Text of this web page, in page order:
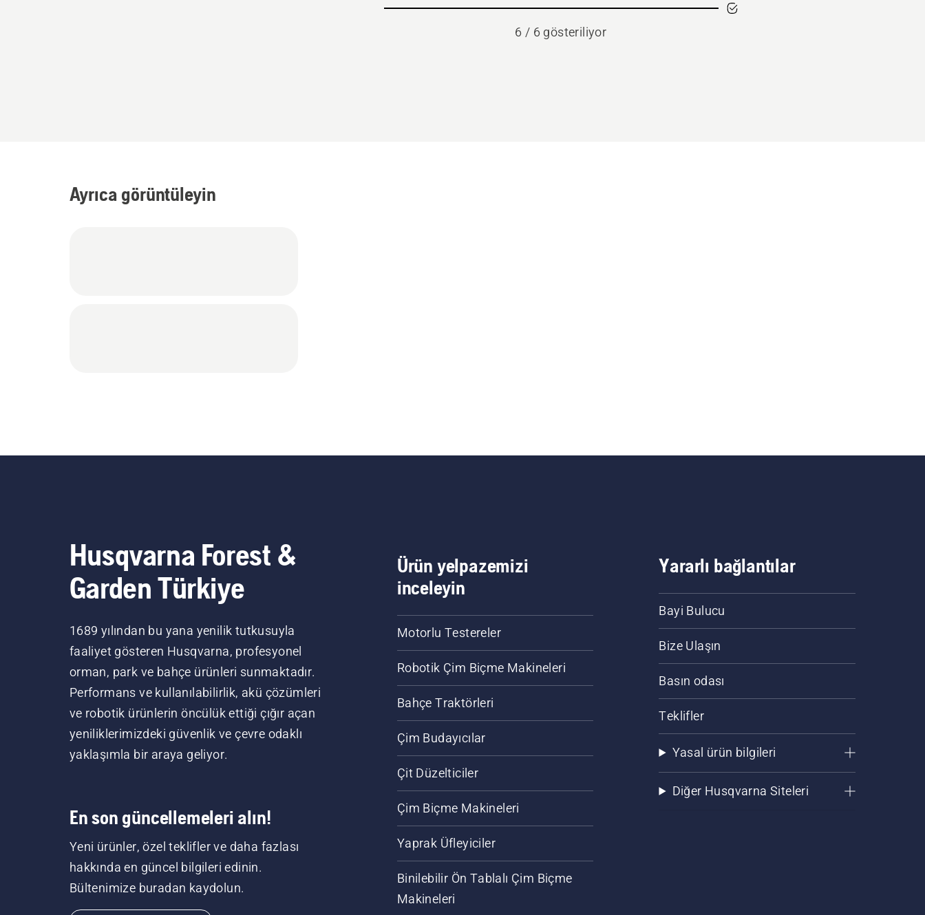
6 / 6 gösteriliyor
Ayrıca görüntüleyin
Husqvarna Forest &
Garden Türkiye
1689 yılından bu yana yenilik tutkusuyla
faaliyet gösteren Husqvarna, profesyonel
orman, park ve bahçe ürünleri sunmaktadır.
Performans ve kullanılabilirlik, akü çözümleri
ve robotik ürünlerin öncülük ettiği çığır açan
yeniliklerimizdeki güvenlik ve çevre odaklı
yaklaşımla bir araya geliyor.
En son güncellemeleri alın!
Yeni ürünler, özel teklifler ve daha fazlası
hakkında en güncel bilgileri edinin.
Bültenimize buradan kaydolun.
Ürün yelpazemizi
inceleyin
Motorlu Testereler
Robotik Çim Biçme Makineleri
Bahçe Traktörleri
Çim Budayıcılar
Çit Düzelticiler
Çim Biçme Makineleri
Yaprak Üfleyiciler
Binilebilir Ön Tablalı Çim Biçme
Makineleri
Yararlı bağlantılar
Bayi Bulucu
Bize Ulaşın
Basın odası
Teklifler
Yasal ürün bilgileri
Diğer Husqvarna Siteleri